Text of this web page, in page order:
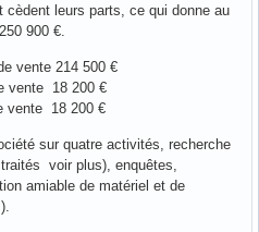
cèdent leurs parts, ce qui donne au
900 €.
vente 214 500 €
vente 18 200 €
vente 18 200 €
sur quatre activités, recherche
voir plus), enquêtes,
amiable de matériel et de